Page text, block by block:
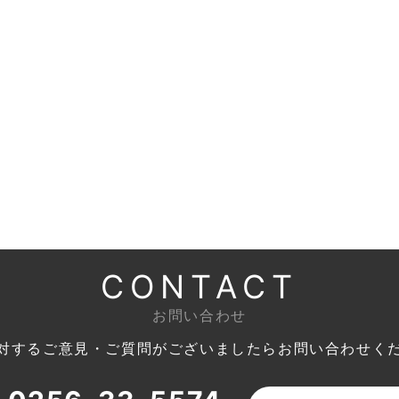
CONTACT
お問い合わせ
するご意見・ご質問がございましたら お問い合わせく